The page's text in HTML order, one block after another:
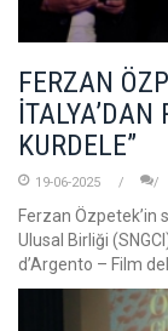
FERZAN
KURDELE”
19-06-2025
Ferzan
Ulusal Birliği
d’Argento – Film